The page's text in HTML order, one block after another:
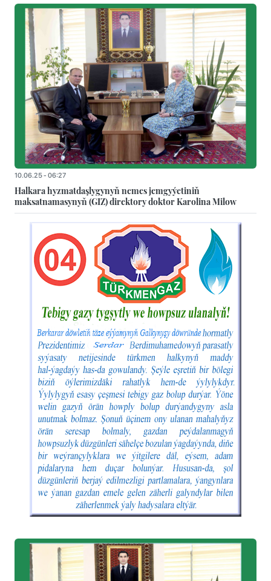
10.06.25 - 06:27
Halkara hyzmatdaşlygynyň nemes jemgyýetiniň
maksatnamasynyň (GIZ) direktory doktor Karolina Milow